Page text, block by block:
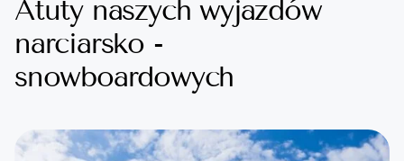
Atuty naszych wyjazdów
narciarsko -
snowboardowych